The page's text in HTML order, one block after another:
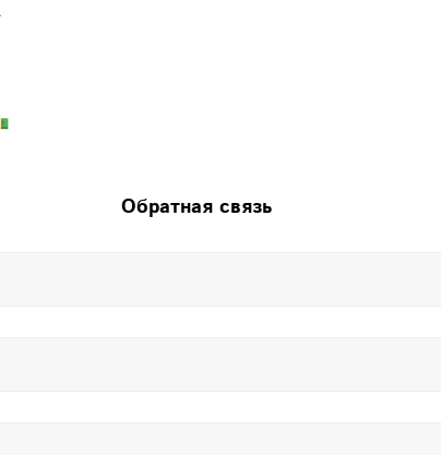
Обратная связь